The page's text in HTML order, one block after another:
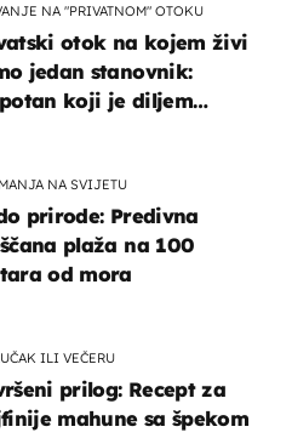
NA "PRIVATNOM" OTOKU
otok na kojem živi
jedan stanovnik:
koji je diljem
NA SVIJETU
prirode: Predivna
plaža na 100
od mora
ILI VEČERU
prilog: Recept za
mahune sa špekom